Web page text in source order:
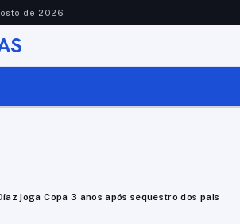
de 2026
joga Copa 3 anos após sequestro dos pais